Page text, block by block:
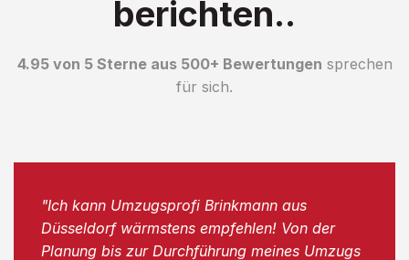
berichten..
4.95 von 5 Sterne aus 500+ Bewertungen sprechen
für sich.
"Ich kann Umzugsprofi Brinkmann aus
Düsseldorf wärmstens empfehlen! Von der
Planung bis zur Durchführung meines Umzugs